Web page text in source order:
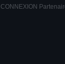
CONNEXION